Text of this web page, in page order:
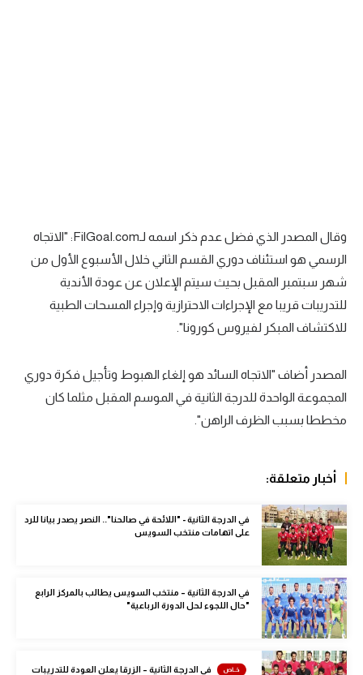
الدوري الإنجليزي
الدوري الإسباني
دوري أبطال أوروبا
القسم الثاني
رياضات أخرى
أمم إفريقيا
كرة طائرة
الوطن العربي
في المونديال
رياضة نسائية
آسيا
وقال المصدر الذي فضل عدم ذكر اسمه لـFilGoal.com: "الاتجاه
الرسمي هو استئناف دوري القسم الثاني خلال الأسبوع الأول من
شهر سبتمبر المقبل بحيث سيتم الإعلان عن عودة الأندية
للتدريبات قريبا مع الإجراءات الاحترازية وإجراء المسحات الطبية
للاكتشاف المبكر لفيروس كورونا".
المصدر أضاف "الاتجاه السائد هو إلغاء الهبوط وتأجيل فكرة دوري
المجموعة الواحدة للدرجة الثانية في الموسم المقبل مثلما كان
مخططا بسبب الظرف الراهن".
أخبار متعلقة:
في الدرجة الثانية - "اللائحة في صالحنا".. النصر يصدر بيانا للرد
على اتهامات منتخب السويس
في الدرجة الثانية – منتخب السويس يطالب بالمركز الرابع
"حال اللجوء لحل الدورة الرباعية"
في الدرجة الثانية – الزرقا يعلن العودة للتدريبات